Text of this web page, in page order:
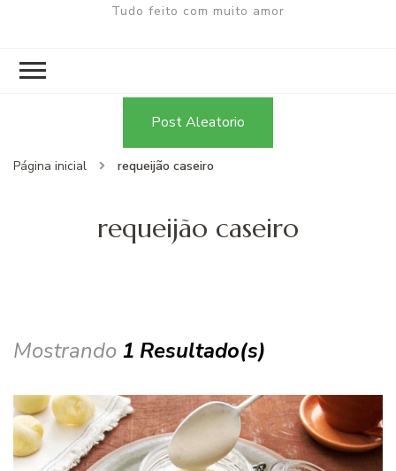
Tudo feito com muito amor
Post Aleatorio
Página inicial requeijão caseiro
requeijão caseiro
Mostrando 1 Resultado(s)